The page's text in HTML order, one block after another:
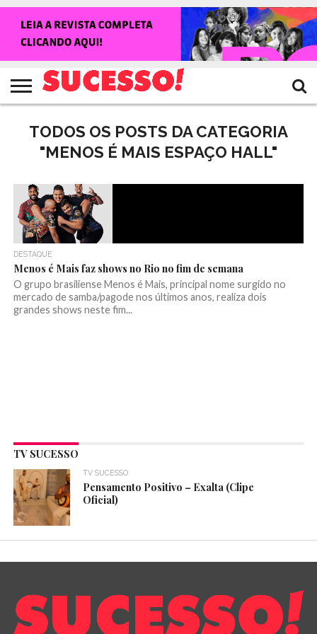
NOTÍCIAS
SHOWS
ENTREVISTAS
CLIQUES
RANKING
CROWLEY
TV
SUCESSO!
REVISTA
SUCESSO!
TODOS OS POSTS DA CATEGORIA
"MENOS É MAIS ESPAÇO HALL"
DESTAQUE
Menos é Mais faz shows no Rio no fim de semana
O grupo brasiliense Menos é Mais, principal nome surgido no
mercado de samba/pagode nos últimos anos, realiza dois
grandes shows neste fim...
TV SUCESSO
TV SUCESSO
Pensamento Positivo – Exalta (Clipe
Oficial)